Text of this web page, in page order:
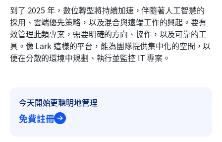
到了 2025 年，數位轉型將持續加速，伴隨著人工智慧的
採用、雲端優先策略，以及混合與遠端工作的興起。要有
效管理此類專案，需要明確的方向、協作，以及可靠的工
具。像 Lark 這樣的平台，能為團隊提供集中化的空間，以
便在分散的環境中規劃、執行並監控 IT 專案。
今天開始更聰明地管理
免費註冊
常見問題
相關閱讀